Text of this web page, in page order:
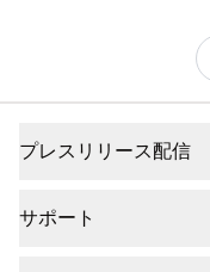
プレスリリース配信
サポート